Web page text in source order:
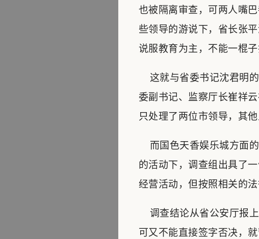
也被隔离审查，可两人嘴
些领导的游说下，省长张
说服教育为主，不能一棍
这就与省委书记沈君明
委副书记、监察厅长崔祥
只处理了两位市领导，其
而国色天香娱乐城方面
的活动下，调查组出具了
经营活动，但按照相关的
调查结论从省公安厅报上
可又不能直接签字否决，